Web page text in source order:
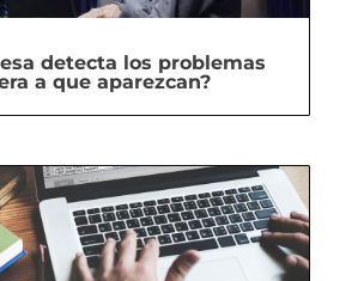
detecta los problemas
a que aparezcan?